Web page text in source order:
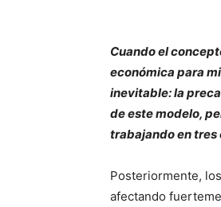
Cuando el
económica para
inevitable: la
de este modelo,
trabajando en tres
Posteriormente,
afectando